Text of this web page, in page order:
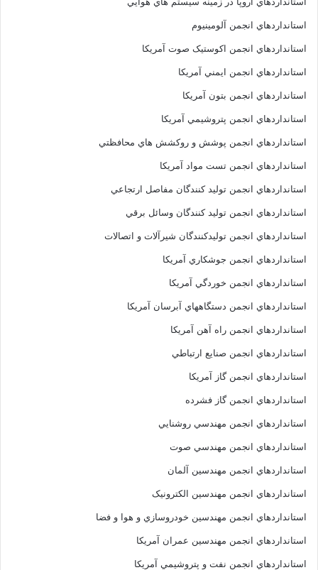
استانداردهاي انجمن آلومينيوم
استانداردهاي انجمن اکوستيک صوت آمريکا
استانداردهاي انجمن ايمني آمريکا
استانداردهاي انجمن بتون آمريکا
استانداردهاي انجمن پتروشيمي آمريکا
استانداردهاي انجمن پوشش و روکشش هاي محافظتي
استانداردهاي انجمن تست مواد آمريکا
استانداردهاي انجمن توليد کنندگان مفاصل ارتجاعي
استانداردهاي انجمن توليد کنندگان وسائل برقي
استانداردهاي انجمن توليدکنندگان شيرآلات و اتصالات
استانداردهاي انجمن جوشکاري آمريکا
استانداردهاي انجمن خوردگي آمريکا
استانداردهاي انجمن دستگاههاي آبرسان آمريکا
استانداردهاي انجمن راه آهن آمريکا
استانداردهاي انجمن صنايع ارتباطي
استانداردهاي انجمن گاز آمريکا
استانداردهاي انجمن گاز فشرده
استانداردهاي انجمن مهندسي روشنايي
استانداردهاي انجمن مهندسي صوت
استانداردهاي انجمن مهندسين آلمان
استانداردهاي انجمن مهندسين الکترونيک
استانداردهاي انجمن مهندسين خودروسازي و هوا و فضا
استانداردهاي انجمن مهندسين عمران آمريکا
استانداردهاي انجمن نفت و پتروشيمي آمريکا